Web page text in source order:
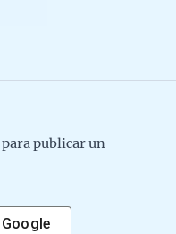
para publicar un
Google